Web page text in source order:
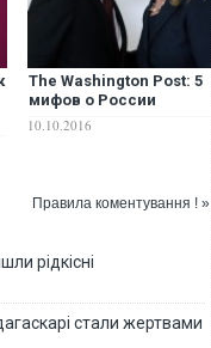
The Washington Post: 5
мифов о России
10.10.2016
Правила коментування ! »
рідкісні
стали жертвами